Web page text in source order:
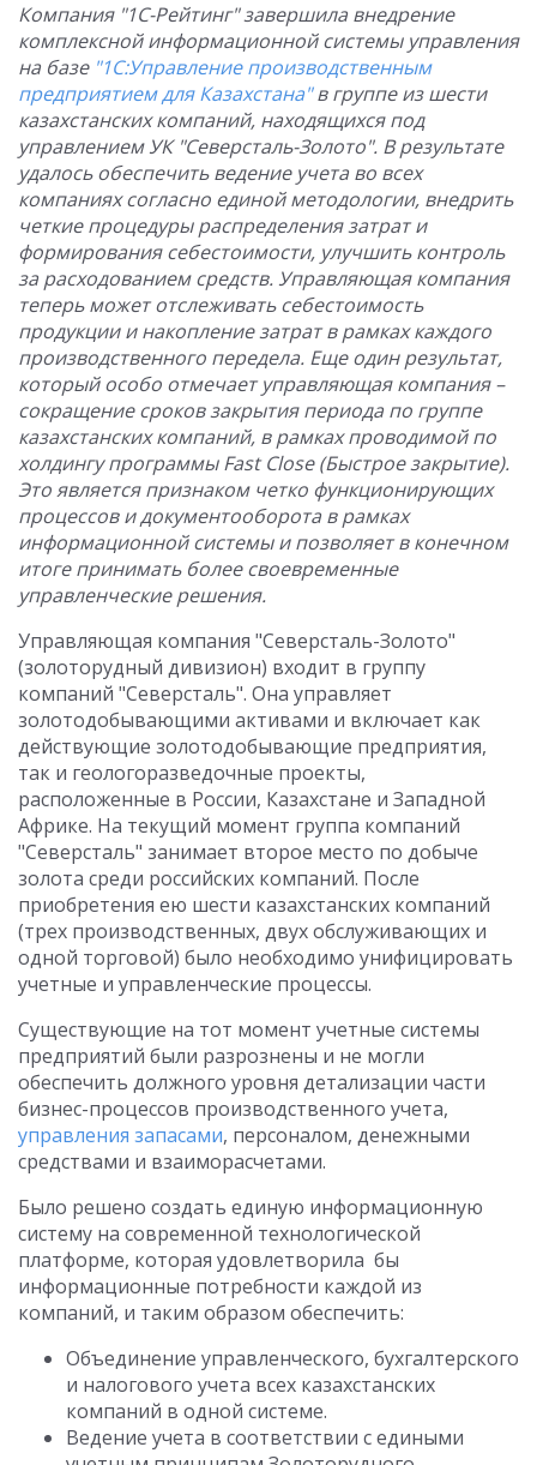
Компания "1С-Рейтинг" завершила внедрение
комплексной информационной системы управления
на базе "1С:Управление производственным
предприятием для Казахстана"в группе из шести
казахстанских компаний, находящихся под
управлением УК "Северсталь-Золото". В результате
удалось обеспечить ведение учета во всех
компаниях согласно единой методологии, внедрить
четкие процедуры распределения затрат и
формирования себестоимости, улучшить контроль
за расходованием средств. Управляющая компания
теперь может отслеживать себестоимость
продукции и накопление затрат в рамках каждого
производственного передела. Еще один результат,
который особо отмечает управляющая компания –
сокращение сроков закрытия периода по группе
казахстанских компаний, в рамках проводимой по
холдингу программы Fast Close (Быстрое закрытие).
Это является признаком четко функционирующих
процессов и документооборота в рамках
информационной системы и позволяет в конечном
итоге принимать более своевременные
управленческие решения.
Управляющая компания "Северсталь-Золото"
(золоторудный дивизион) входит в группу
компаний "Северсталь". Она управляет
золотодобывающими активами и включает как
действующие золотодобывающие предприятия,
так и геологоразведочные проекты,
расположенные в России, Казахстане и Западной
Африке. На текущий момент группа компаний
"Северсталь" занимает второе место по добыче
золота среди российских компаний. После
приобретения ею шести казахстанских компаний
(трех производственных, двух обслуживающих и
одной торговой) было необходимо унифицировать
учетные и управленческие процессы.
Существующие на тот момент учетные системы
предприятий были разрознены и не могли
обеспечить должного уровня детализации части
бизнес-процессов производственного учета,
управления запасами, персоналом, денежными
средствами и взаиморасчетами.
Было решено создать единую информационную
систему на современной технологической
платформе, которая удовлетворила бы
информационные потребности каждой из
компаний, и таким образом обеспечить:
Объединение управленческого, бухгалтерского
и налогового учета всех казахстанских
компаний в одной системе.
Ведение учета в соответствии с едиными